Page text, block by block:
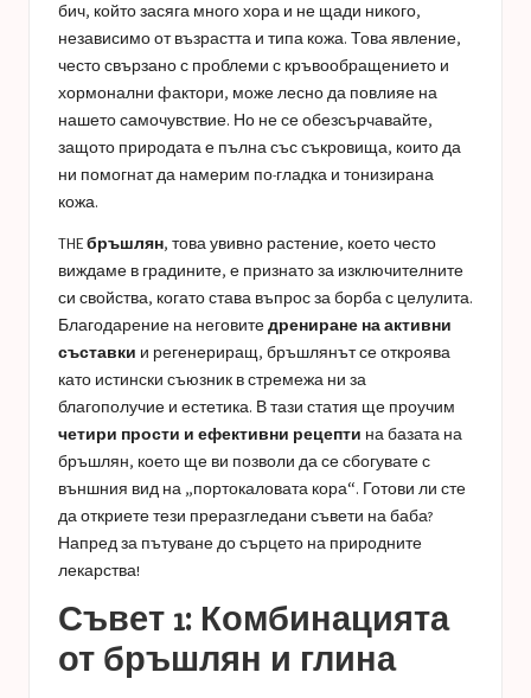
бич, който засяга много хора и не щади никого,
независимо от възрастта и типа кожа. Това явление,
често свързано с проблеми с кръвообращението и
хормонални фактори, може лесно да повлияе на
нашето самочувствие. Но не се обезсърчавайте,
защото природата е пълна със съкровища, които да
ни помогнат да намерим по-гладка и тонизирана
кожа.
THEбръшлян, това увивно растение, което често
виждаме в градините, е признато за изключителните
си свойства, когато става въпрос за борба с целулита.
Благодарение на неговитедрениране на активни
съставки и регенериращ, бръшлянът се откроява
като истински съюзник в стремежа ни за
благополучие и естетика. В тази статия ще проучим
четири прости и ефективни рецепти на базата на
бръшлян, което ще ви позволи да се сбогувате с
външния вид на „портокаловата кора“. Готови ли сте
да откриете тези преразгледани съвети на баба?
Напред за пътуване до сърцето на природните
лекарства!
Съвет 1: Комбинацията
от бръшлян и глина